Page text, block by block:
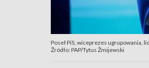
Poseł PiS, wiceprezes
Źródło: PAP/Tytus Żmijewski